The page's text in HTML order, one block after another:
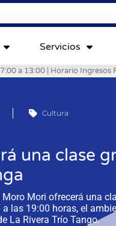
Servicios
a 13:00 | Horario Ingresos
Cultura
una clase
Mori ofrecerá una
las 19:00 horas, el
La Rivera Trío Tango.